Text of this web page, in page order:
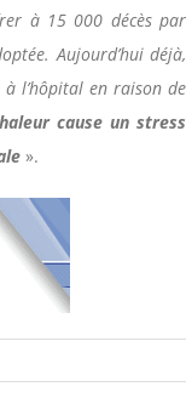
à 15 000 décès par
Aujourd’hui déjà,
à l’hôpital en raison de
cause un stress
».